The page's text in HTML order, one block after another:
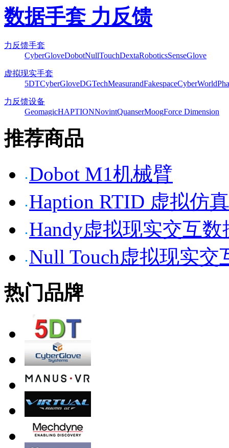
数据手套 力反馈
力反馈手套
CyberGloveDobotNullTouchDextaRoboticsSenseGlove
虚拟现实手套
5DTCyberGloveDGTechMeasurandFakespaceCyberWorld
力反馈设备
GeomagicHAPTIONNovintQuanserMoogForce Dimension
推荐商品
Dobot M1机械臂
Haption RTID 虚拟仿
Handy虚拟现实交互数
Null Touch虚拟现实交
热门品牌